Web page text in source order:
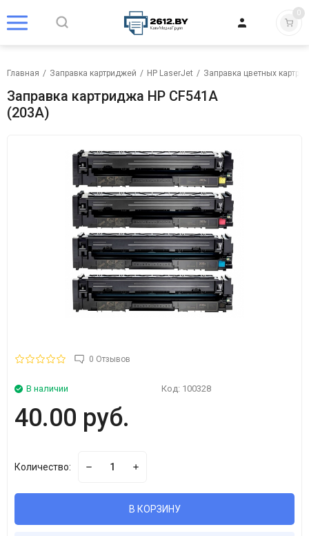
0
Главная / Заправка картриджей / HP LaserJet / Заправка цветных
Заправка картриджа HP CF541A
(203A)
0 Отзывов
В наличии Код: 100328
40.00 руб.
Количество:
В КОРЗИНУ